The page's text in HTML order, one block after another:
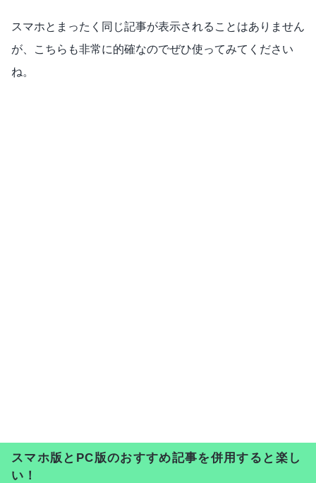
スマホとまったく同じ記事が表示されることはありません
が、こちらも非常に的確なのでぜひ使ってみてください
ね。
スマホ版とPC版のおすすめ記事を併用すると楽し
い！